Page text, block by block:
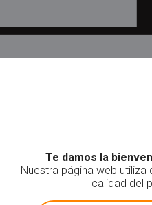
Te damos la
Nuestra página web
calidad del
! Not